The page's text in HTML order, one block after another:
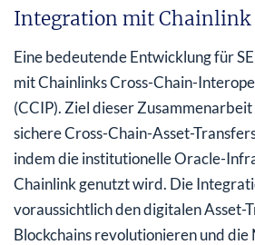
Integration mit Chainlink
Eine bedeutende Entwicklung für
mit Chainlinks Cross-Chain-
(CCIP). Ziel dieser Zusammenarbeit
sichere Cross-Chain-Asset-
indem die institutionelle Oracle-
Chainlink genutzt wird. Die
voraussichtlich den digitalen Asset-
Blockchains revolutionieren und die